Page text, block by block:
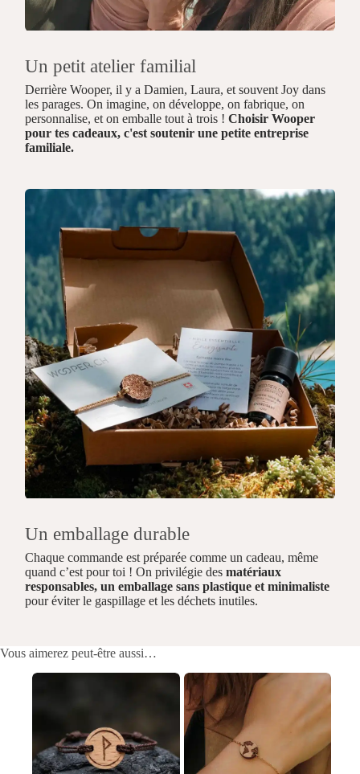
Un petit atelier familial
Derrière Wooper, il y a Damien, Laura, et souvent Joy dans
les parages. On imagine, on développe, on fabrique, on
personnalise, et on emballe tout à trois !Choisir Wooper
pour tes cadeaux, c'est soutenir une petite entreprise
familiale.
Un emballage durable
Chaque commande est préparée comme un cadeau, même
quand c’est pour toi ! On privilégie desmatériaux
responsables, un emballage sans plastique et minimaliste
pour éviter le gaspillage et les déchets inutiles.
Vous aimerez peut-être aussi…